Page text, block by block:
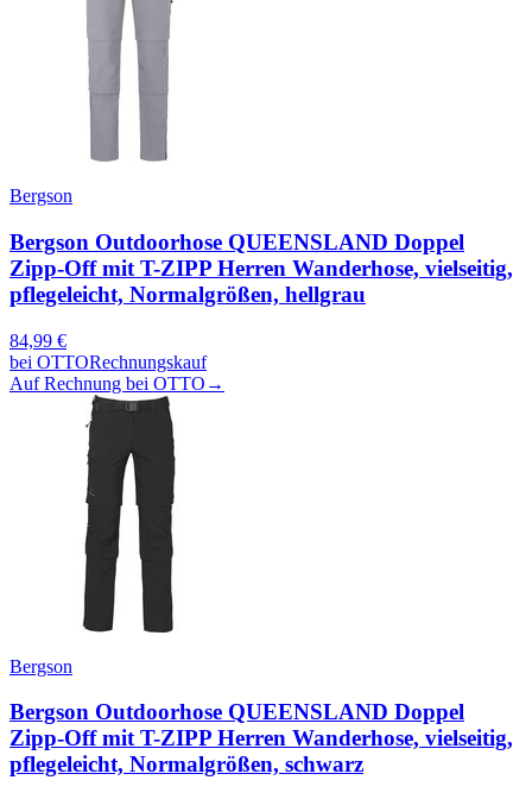
Bergson
Bergson Outdoorhose QUEENSLAND Doppel
Zipp-Off mit T-ZIPP Herren Wanderhose, vielseitig,
pflegeleicht, Normalgrößen, hellgrau
84,99 €
bei OTTORechnungskauf
Auf Rechnung bei OTTO →
Bergson
Bergson Outdoorhose QUEENSLAND Doppel
Zipp-Off mit T-ZIPP Herren Wanderhose, vielseitig,
pflegeleicht, Normalgrößen, schwarz